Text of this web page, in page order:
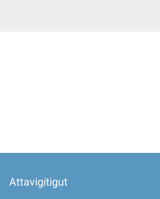
Attavigitigut